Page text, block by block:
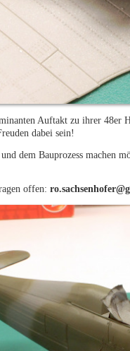
Auftakt zu ihrer 48er
dabei sein!
dem Bauprozess machen
offen: